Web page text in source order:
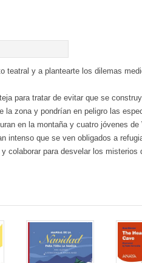
teatral y a plantearte los dilemas
para tratar de evitar que se
la zona y pondrían en peligro las
en la montaña y cuatro jóvenes
intenso que se ven obligados a
colaborar para desvelar los misterios